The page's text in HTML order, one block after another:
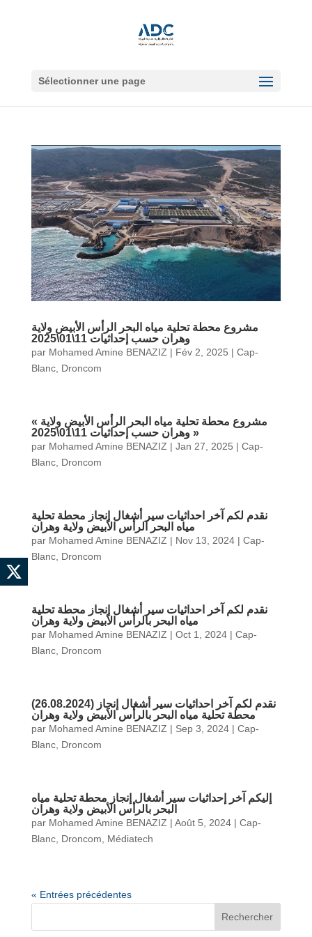
Sélectionner une page
مشروع محطة تحلية مياه البحر الرأس الأبيض ولاية
وهران حسب إحداثيات 11\01\2025
par Mohamed Amine BENAZIZ | Fév 2, 2025 | Cap-
Blanc, Droncom
« مشروع محطة تحلية مياه البحر الرأس الأبيض ولاية
وهران حسب إحداثيات 11\01\2025 »
par Mohamed Amine BENAZIZ | Jan 27, 2025 | Cap-
Blanc, Droncom
نقدم لكم آخر احداثيات سير أشغال إنجاز محطة تحلية
مياه البحر الرأس الأبيض ولاية وهران
par Mohamed Amine BENAZIZ | Nov 13, 2024| Cap-
Blanc, Droncom
نقدم لكم آخر احداثيات سير أشغال إنجاز محطة تحلية
مياه البحر بالرأس الأبيض ولاية وهران
par Mohamed Amine BENAZIZ | Oct 1, 2024| Cap-
Blanc, Droncom
(26.08.2024) نقدم لكم آخر احداثيات سير أشغال إنجاز
محطة تحلية مياه البحر بالرأس الأبيض ولاية وهران
par Mohamed Amine BENAZIZ | Sep 3, 2024| Cap-
Blanc, Droncom
إليكم آخر إحداثيات سير أشغال إنجاز محطة تحلية مياه
البحر بالرأس الأبيض ولاية وهران
par Mohamed Amine BENAZIZ | Août 5, 2024| Cap-
Blanc, Droncom Médiatech
« Entrées précédentes
Rechercher